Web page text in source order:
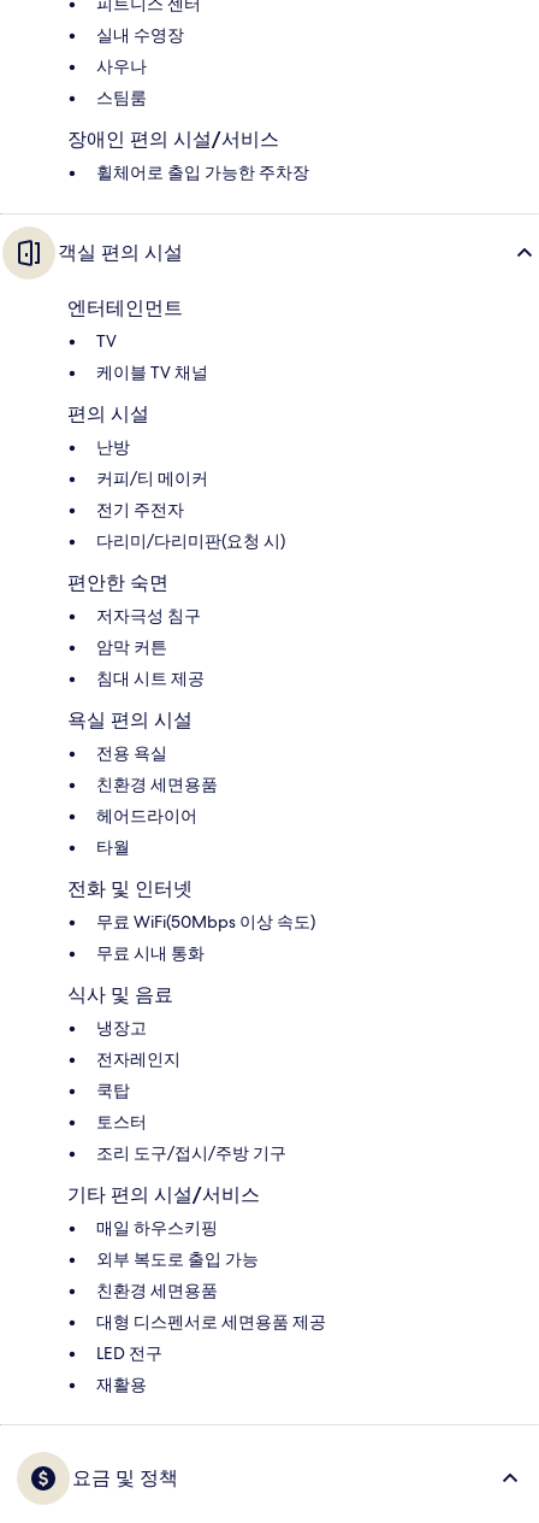
실내 수영장
사우나
스팀룸
장애인 편의 시설/서비스
휠체어로 출입 가능한 주차장
객실 편의 시설
엔터테인먼트
TV
케이블 TV 채널
편의 시설
난방
커피/티 메이커
전기 주전자
다리미/다리미판(요청 시)
편안한 숙면
저자극성 침구
암막 커튼
침대 시트 제공
욕실 편의 시설
전용 욕실
친환경 세면용품
헤어드라이어
타월
전화 및 인터넷
무료 WiFi(50Mbps 이상 속도)
무료 시내 통화
식사 및 음료
냉장고
전자레인지
쿡탑
토스터
조리 도구/접시/주방 기구
기타 편의 시설/서비스
매일 하우스키핑
외부 복도로 출입 가능
친환경 세면용품
대형 디스펜서로 세면용품 제공
LED 전구
재활용
요금 및 정책